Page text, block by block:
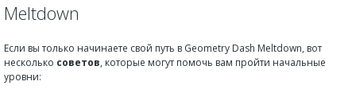
Meltdown
Если вы только начинаете свой путь в Geometry Dash Meltdown, вот
несколько советов, которые могут помочь вам пройти начальные
уровни: